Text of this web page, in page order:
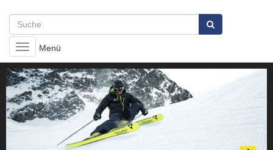
Toggle
navigation
Menü